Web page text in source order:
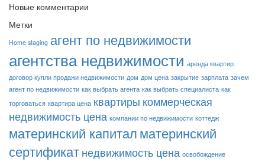
Новые комментарии
Метки
Home staging агент по недвижимости
агентства недвижимости аренда квартир
договор купли продажи недвижимости дом дом цена закрытие зарплата зачем
агент по недвижимости как выбрать агента как выбрать специалиста как
торговаться квартира цена квартиры коммерческая
недвижимость цена компании по недвижимости коттедж
материнский капиталматеринский
сертификат недвижимость цена освобождение